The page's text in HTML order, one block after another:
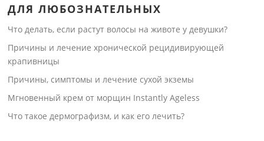
ДЛЯ ЛЮБОЗНАТЕЛЬНЫХ
Что делать, если растут волосы на животе у девушки?
Причины и лечение хронической рецидивирующей
крапивницы
Причины, симптомы и лечение сухой экземы
Мгновенный крем от морщин Instantly Ageless
Что такое дермографизм, и как его лечить?